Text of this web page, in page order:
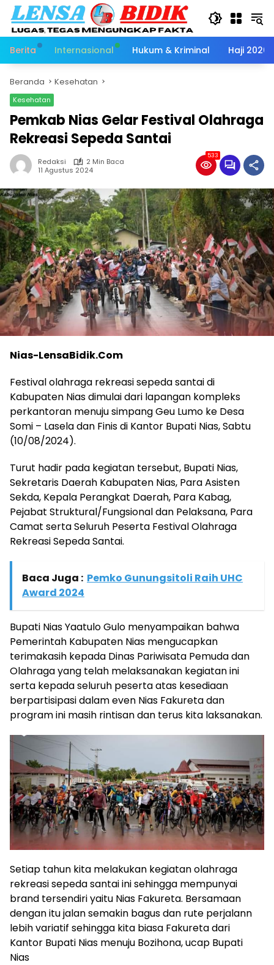
Langsung
konten
Berita
Internasional Hukum & Kriminal Haji 2026
Beranda Kesehatan
Kesehatan
Pemkab Nias Gelar Festival Olahraga
Rekreasi Sepeda Santai
Redaksi
2 Min Baca
11 Agustus 2024
533
Nias-LensaBidik.Com
Festival olahraga rekreasi sepeda santai di
Kabupaten Nias dimulai dari lapangan kompleks
perkantoran menuju simpang Geu Lumo ke Desa
Somi – Lasela dan Finis di Kantor Bupati Nias, Sabtu
(10/08/2024).
Turut hadir pada kegiatan tersebut, Bupati Nias,
Sekretaris Daerah Kabupaten Nias, Para Asisten
Sekda, Kepala Perangkat Daerah, Para Kabag,
Pejabat Struktural/Fungsional dan Pelaksana, Para
Camat serta Seluruh Peserta Festival Olahraga
Rekreasi Sepeda Santai.
Baca Juga : Pemko Gunungsitoli Raih UHC
Award 2024
Bupati Nias Yaatulo Gulo menyampaikan bahwa
Pemerintah Kabupaten Nias mengucapkan
terimakasih kepada Dinas Pariwisata Pemuda dan
Olahraga yang telah melaksanakan kegiatan ini
serta kepada seluruh peserta atas kesediaan
berpartisipasi dalam even Nias Fakureta dan
program ini masih rintisan dan terus kita laksanakan.
Setiap tahun kita melakukan kegiatan olahraga
rekreasi sepeda santai ini sehingga mempunyai
brand tersendiri yaitu Nias Fakureta. Bersamaan
dengan itu jalan semakin bagus dan rute perjalann
lebih variatif sehingga kita biasa Fakureta dari
Kantor Bupati Nias menuju Bozihona, ucap Bupati
Nias